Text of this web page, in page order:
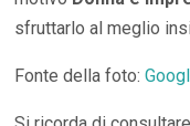
sfruttarlo al meglio
Fonte della foto: